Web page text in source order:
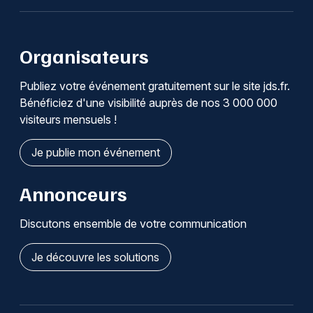
Organisateurs
Publiez votre événement gratuitement sur le site jds.fr.
Bénéficiez d'une visibilité auprès de nos 3 000 000
visiteurs mensuels !
Je publie mon événement
Annonceurs
Discutons ensemble de votre communication
Je découvre les solutions